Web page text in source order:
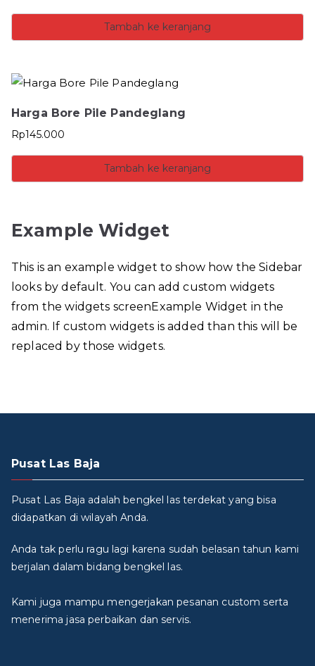
Tambah ke keranjang
Harga Bore Pile Pandeglang
Rp145.000
Tambah ke keranjang
Example Widget
This is an example widget to show how the Sidebar
looks by default. You can add custom widgets
from the widgets screenExample Widget in the
admin. If custom widgets is added than this will be
replaced by those widgets.
Pusat Las Baja
Pusat Las Baja adalah bengkel las terdekat yang bisa
didapatkan di wilayah Anda.
Anda tak perlu ragu lagi karena sudah belasan tahun kami
berjalan dalam bidang bengkel las.
Kami juga mampu mengerjakan pesanan custom serta
menerima jasa perbaikan dan servis.